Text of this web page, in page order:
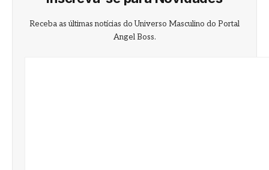
Receba as últimas notícias do Universo Masculino do Portal
Angel Boss.